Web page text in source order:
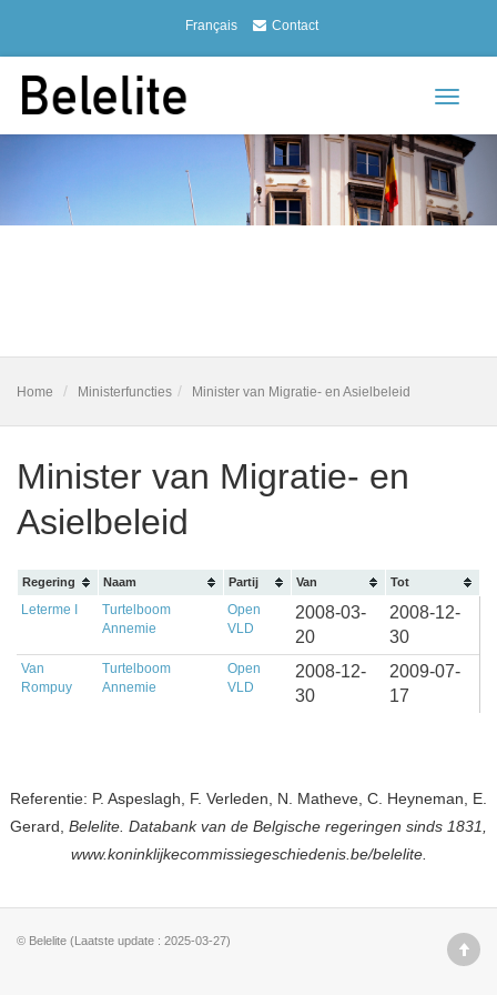
Français Contact
Toggle
Home Ministerfuncties Minister van Migratie- en Asielbeleid
Minister van Migratie- en
Asielbeleid
Regering Naam Partij Van Tot
Leterme I
Turtelboom
Annemie
Open
VLD
2008-03-
20
2008-12-
30
Van
Rompuy
Turtelboom
Annemie
Open
VLD
2008-12-
30
2009-07-
17
Referentie: P. Aspeslagh, F. Verleden, N. Matheve, C. Heyneman, E.
Gerard, Belelite. Databank van de Belgische regeringen sinds 1831,
www.koninklijkecommissiegeschiedenis.be/belelite.
© Belelite (Laatste update : 2025-03-27)